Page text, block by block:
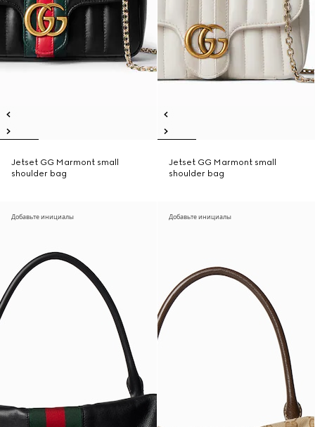
Jetset GG Marmont small
shoulder bag
Jetset GG Marmont small
shoulder bag
Добавьте инициалы Добавьте инициалы